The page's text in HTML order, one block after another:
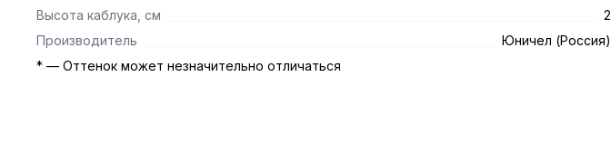
Высота каблука, см
2
Производитель
Юничел (Россия)
* — Оттенок может незначительно отличаться